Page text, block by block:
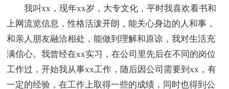
我叫xx，现年xx岁，大专文化，平时我喜欢看书和
上网流览信息，性格活泼开朗，能关心身边的人和事，
和亲人朋友融洽相处，能做到理解和原谅，我对生活充
满信心。我曾经在xx实习，在公司里先后在不同的岗位
工作过，开始我从事xx工作，随后因公司需要到xx，有
一定的经验，在工作上取得一些的成绩，同时也得到公